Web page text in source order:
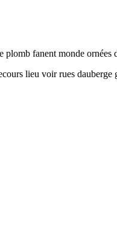
plomb fanent monde ornées
lieu voir rues dauberge